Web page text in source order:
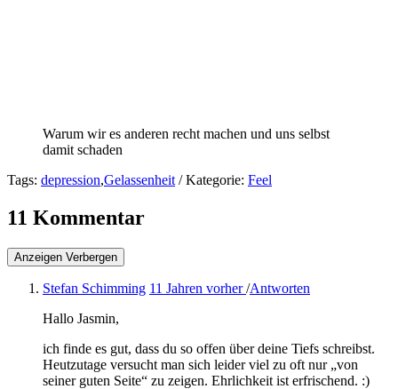
Warum wir es anderen recht machen und uns selbst
damit schaden
Tags: depression,Gelassenheit / Kategorie: Feel
11 Kommentar
Anzeigen Verbergen
Stefan Schimming 11 Jahren vorher/Antworten
Hallo Jasmin,
ich finde es gut, dass du so offen über deine Tiefs schreibst.
Heutzutage versucht man sich leider viel zu oft nur „von
seiner guten Seite“ zu zeigen. Ehrlichkeit ist erfrischend. :)